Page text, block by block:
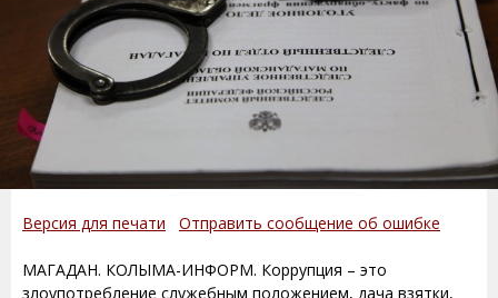
Версия для печати Отправить сообщение об ошибке
МАГАДАН. КОЛЫМА-ИНФОРМ. Коррупция – это
злоупотребление служебным положением, дача взятки,